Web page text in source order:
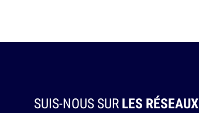
SUIS-NOUS SURLES RÉSEAUX